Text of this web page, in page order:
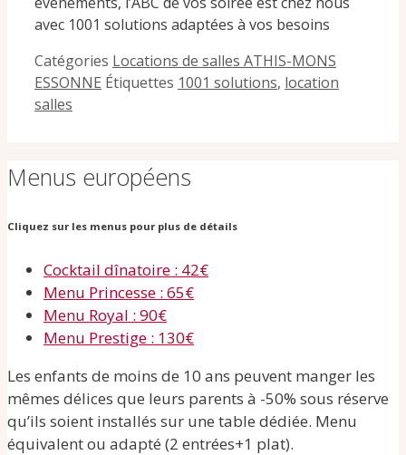
avec 1001 solutions adaptées à vos besoins
Catégories Locations de salles ATHIS-MONS
ESSONNE Étiquettes 1001 solutions, location
salles
Menus européens
Cliquez sur les menus pour plus de détails
Cocktail dînatoire : 42€
Menu Princesse : 65€
Menu Royal : 90€
Menu Prestige : 130€
Les enfants de moins de 10 ans peuvent manger les
mêmes délices que leurs parents à -50% sous réserve
qu’ils soient installés sur une table dédiée. Menu
équivalent ou adapté (2 entrées+1 plat).